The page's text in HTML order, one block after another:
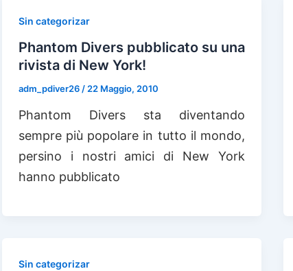
Sin categorizar
Phantom Divers pubblicato su una
rivista di New York!
adm_pdiver26 / 22 Maggio, 2010
Phantom Divers sta diventando
sempre più popolare in tutto il mondo,
persino i nostri amici di New York
hanno pubblicato
Sin categorizar